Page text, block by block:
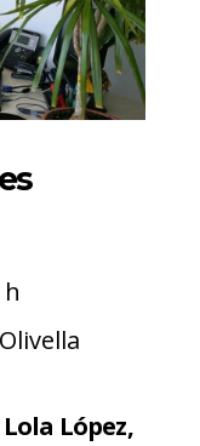
López,